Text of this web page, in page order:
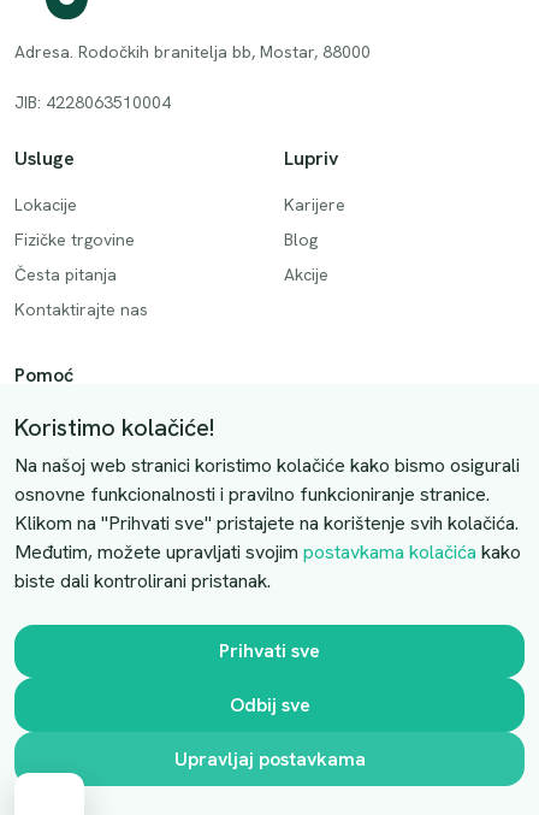
Adresa. Rodočkih branitelja bb, Mostar, 88000
JIB: 4228063510004
Usluge
Lokacije
Fizičke trgovine
Česta pitanja
Kontaktirajte nas
Lupriv
Karijere
Blog
Akcije
Pomoć
Način plaćanja
Dostava
Povrati i otkazivanje
Uslovi kupovine
Kontaktirajte nas
Slobodno nas kontaktirajte putem e-maila:
luprivpharm@luprivpharm.com
Ova stranica je zaštićena reCAPTCHA sustavom
Koristimo kolačiće!
Na našoj web stranici koristimo kolačiće kako bismo osigurali
osnovne funkcionalnosti i pravilno funkcioniranje stranice.
Klikom na "Prihvati sve" pristajete na korištenje svih kolačića.
Međutim, možete upravljati svojim postavkama kolačića kako
biste dali kontrolirani pristanak.
Prihvati sve
Odbij sve
Upravljaj postavkama